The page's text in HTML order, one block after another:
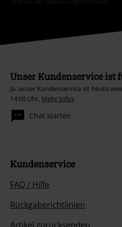
Unser Kundenservice ist
Ja, unser Kundenservice ist heute
14:00 Uhr. Mehr Infos
Chat starten
Kundenservice
FAQ / Hilfe
Rückgaberichtlinien